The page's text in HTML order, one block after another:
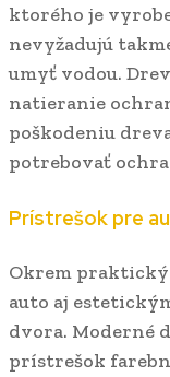
ktorého je
nevyžadujú
umyť vodou.
natieranie
poškodeniu
potrebovať
Prístrešok pre
Okrem
auto aj
dvora. Moderné
prístrešok